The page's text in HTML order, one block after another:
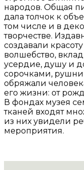
народов. Общая
дала толчок к
том числе и в
творчестве.
создавали
волшебство,
усердие, душу и
сорочками,
обряжали
его жизни: от
В фондах музея
тканей входят
из них увидели
мероприятия.